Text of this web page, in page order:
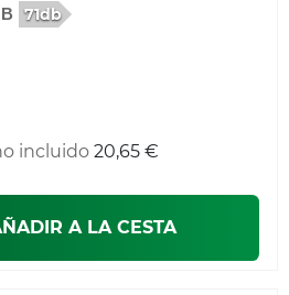
71db
incluido 20,65 €
A LA CESTA